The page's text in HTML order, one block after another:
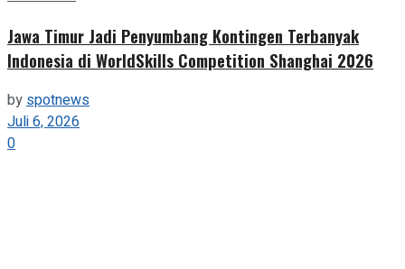
Jawa Timur Jadi Penyumbang Kontingen Terbanyak
Indonesia di WorldSkills Competition Shanghai 2026
by spotnews
Juli 6, 2026
0